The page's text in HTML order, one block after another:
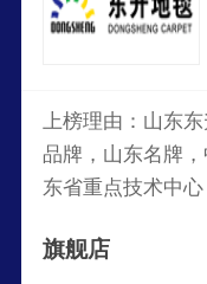
上榜理由：山东
品牌，山东名牌
东省重点技术中
最强的地毯研究与
旗舰店